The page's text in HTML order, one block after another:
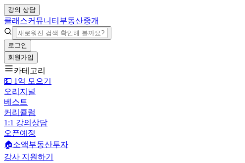
강의 상담
클래스커뮤니티 부동산중개
로그인
회원가입
카테고리
💵 1억 모으기
오리지널
베스트
커리큘럼
1:1 강의상담
오픈예정
🏠소액부동산투자
강사 지원하기